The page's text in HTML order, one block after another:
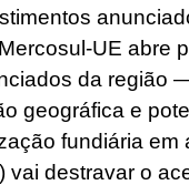
UE abre
da região
geográfica e
fundiária
vai destravar o